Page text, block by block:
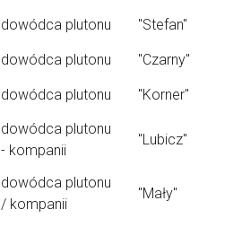
dowódca plutonu "Stefan"
dowódca plutonu "Czarny"
dowódca plutonu "Korner"
dowódca plutonu
- kompanii
"Lubicz"
dowódca plutonu
/ kompanii
"Mały"